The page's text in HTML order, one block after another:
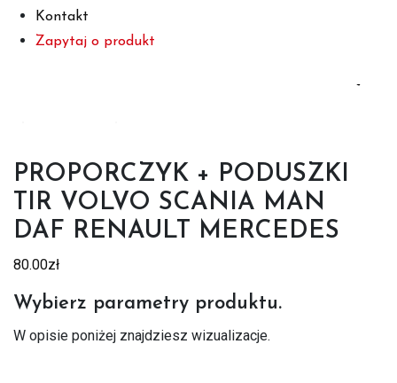
Kontakt
Zapytaj o produkt
PROPORCZYK + PODUSZKI
TIR VOLVO SCANIA MAN
DAF RENAULT MERCEDES
80.00zł
Wybierz parametry produktu.
W opisie poniżej znajdziesz wizualizacje.